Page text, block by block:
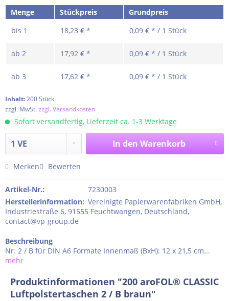
Menge Stückpreis
Grundpreis
bis 1 18,23 € * 0,09 € * / 1 Stück
ab 2 17,92 € * 0,09 € * / 1 Stück
ab 3 17,62 € * 0,09 € * / 1 Stück
Inhalt:200 Stück
zzgl. MwSt.zzgl. Versandkosten
Sofort versandfertig, Lieferzeit ca. 1-3 Werktage
In den Warenkorb
Merken Bewerten
Artikel-Nr.:
7230003
Herstellerinformation: Vereinigte Papierwarenfabriken GmbH,
Industriestraße 6, 91555 Feuchtwangen, Deutschland,
contact@vp-group.de
Beschreibung
Nr. 2 / B für DIN A6 Formate Innenmaß (BxH): 12 x 21,5 cm...
mehr
Produktinformationen "200 aroFOL® CLASSIC
Luftpolstertaschen 2 / B braun"